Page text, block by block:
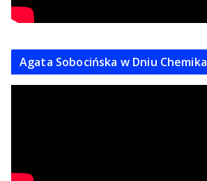
Agata Sobocińska w Dniu Chemika